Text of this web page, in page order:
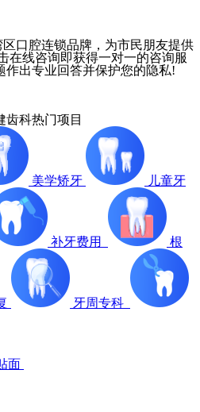
口腔连锁品牌，为市民朋友提供
在线咨询即获得一对一的咨询服
作出专业回答并保护您的隐私!
齿科热门项目
美学矫牙 儿童牙
补牙费用 根
牙周专科
面